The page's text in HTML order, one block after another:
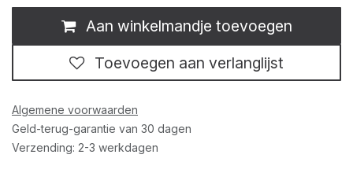
Aan winkelmandje toevoegen
Toevoegen aan verlanglijst
Algemene voorwaarden
Geld-terug-garantie van 30 dagen
Verzending: 2-3 werkdagen